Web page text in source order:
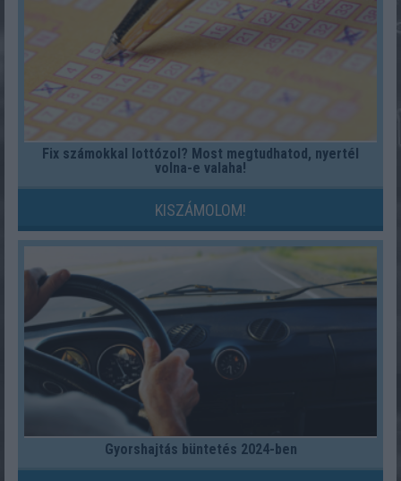
Fix számokkal lottózol? Most megtudhatod, nyertél
volna-e valaha!
KISZÁMOLOM!
Gyorshajtás büntetés 2024-ben